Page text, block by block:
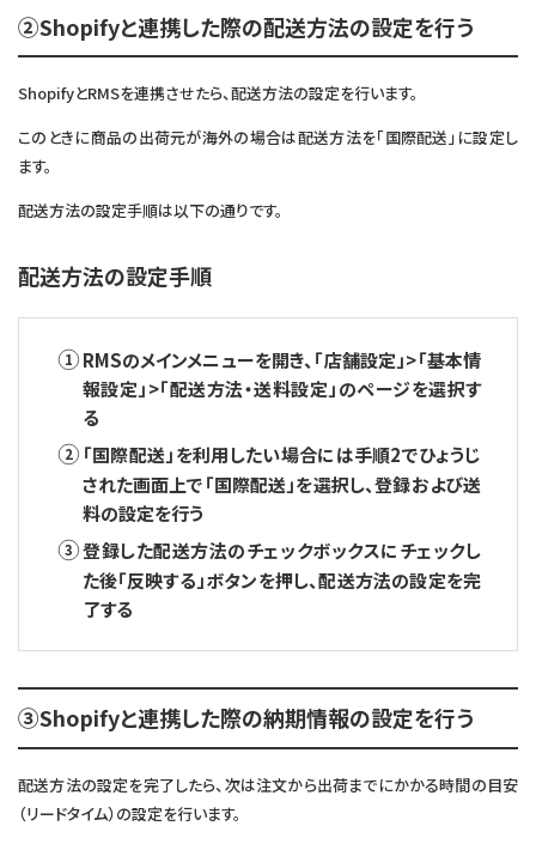
②Shopifyと連携した際の配送方法の設定を行う
ShopifyとRMSを連携させたら、配送方法の設定を行います。
このときに商品の出荷元が海外の場合は配送方法を「国際配送」に設定し
ます。
配送方法の設定手順は以下の通りです。
配送方法の設定手順
RMSのメインメニューを開き、「店舗設定」>「基本情
報設定」>「配送方法・送料設定」のページを選択す
る
「国際配送」を利用したい場合には手順2でひょうじ
された画面上で「国際配送」を選択し、登録および送
料の設定を行う
登録した配送方法のチェックボックスにチェックし
た後「反映する」ボタンを押し、配送方法の設定を完
了する
③Shopifyと連携した際の納期情報の設定を行う
配送方法の設定を完了したら、次は注文から出荷までにかかる時間の目安
（リードタイム）の設定を行います。